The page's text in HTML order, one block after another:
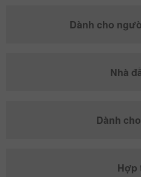
Dành cho
Nhà
Dành
Hợp